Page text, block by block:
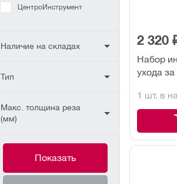
ЦентроИнструмент
Наличие на складах
Тип
Макс. толщина реза
(мм)
2 320
Набор
ухода
1 шт. в